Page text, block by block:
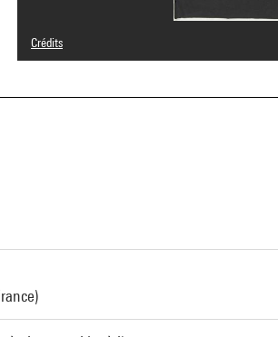
Crédits
© Adagp, Paris
Réf. image : 4Y02346